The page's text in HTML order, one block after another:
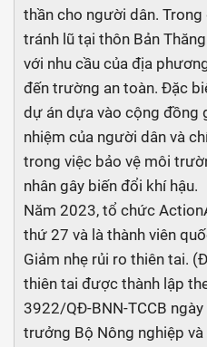
thần cho người dân.
tránh lũ tại thôn Bản
với nhu cầu của địa
đến trường an toàn. Đặc
dự án dựa vào cộng đồng
nhiệm của người dân và
trong việc bảo vệ môi
nhân gây biến đổi khí hậu.
Năm 2023, tổ chức
thứ 27 và là thành viên
Giảm nhẹ rủi ro thiên tai.
thiên tai được thành lập
3922/QĐ-BNN-TCCB
trưởng Bộ Nông nghiệp